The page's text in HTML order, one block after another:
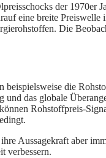
der 1970er
eine breite
Die
beispielsweise die
das globale
Rohstoffpreis-
Aussagekraft aber
verbessern.